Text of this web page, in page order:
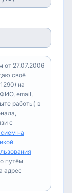
от 27.07.2006
своё
на
email,
работы) в
с
на
путём
адрес